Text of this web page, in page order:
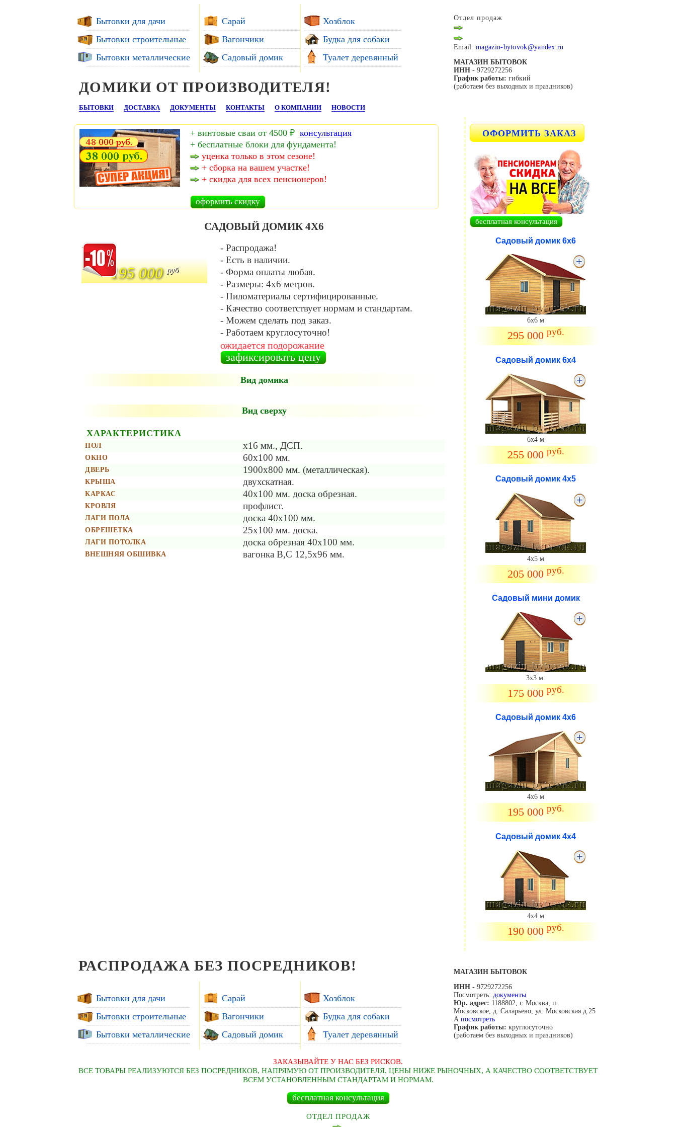
Бытовки для дачи
Бытовки строительные
Бытовки металлические
Сарай
Вагончики
Садовый домик
Хозблок
Будка для собаки
Туалет деревянный
ДОМИКИ ОТ ПРОИЗВОДИТЕЛЯ!
Отдел продаж
Email:magazin-bytovok@yandex.ru
МАГАЗИН БЫТОВОК
ИНН - 9729272256
График работы: гибкий
(работаем без выходных и праздников)
БЫТОВКИ ДОСТАВКА ДОКУМЕНТЫ КОНТАКТЫ О КОМПАНИИ НОВОСТИ
+ винтовые сваи от 4500 ₽ консультация
+ бесплатные блоки для фундамента!
уценка только в этом сезоне!
+ сборка на вашем участке!
+ скидка для всех пенсионеров!
оформить скидку
САДОВЫЙ ДОМИК 4Х6
.
195 000руб
- Распродажа!
- Есть в наличии.
- Форма оплаты любая.
- Размеры: 4х6 метров.
- Пиломатериалы сертифицированные.
- Качество соответствует нормам и стандартам.
- Можем сделать под заказ.
- Работаем круглосуточно!
ожидается подорожание
зафиксировать цену
Вид домика
Вид сверху
ХАРАКТЕРИСТИКА
ПОЛ х16 мм., ДСП.
ОКНО 60х100 мм.
ДВЕРЬ 1900х800 мм. (металлическая).
КРЫША двухскатная.
КАРКАС 40х100 мм. доска обрезная.
КРОВЛЯ профлист.
ЛАГИ ПОЛА доска 40х100 мм.
ОБРЕШЕТКА 25х100 мм. доска.
ЛАГИ ПОТОЛКА доска обрезная 40х100 мм.
ВНЕШНЯЯ ОБШИВКА вагонка В,С 12,5х96 мм.
ОФОРМИТЬ ЗАКАЗ
бесплатная консультация
Садовый домик 6х6
6х6 м
295 000руб.
Садовый домик 6х4
6х4 м
255 000руб.
Садовый домик 4х5
4х5 м
205 000руб.
Садовый мини домик
3х3 м.
175 000руб.
Садовый домик 4х6
4х6 м
195 000руб.
Садовый домик 4х4
4х4 м
190 000руб.
РАСПРОДАЖА БЕЗ ПОСРЕДНИКОВ!
Бытовки для дачи
Бытовки строительные
Бытовки металлические
Сарай
Вагончики
Садовый домик
Хозблок
Будка для собаки
Туалет деревянный
МАГАЗИН БЫТОВОК
ИНН - 9729272256
Посмотреть: документы
Юр. адрес: 1188802, г. Москва, п.
Московское, д. Саларьево, ул. Московская д.25
А посмотреть
График работы: круглосуточно
(работаем без выходных и праздников)
ЗАКАЗЫВАЙТЕ У НАС БЕЗ РИСКОВ.
ВСЕ ТОВАРЫ РЕАЛИЗУЮТСЯ БЕЗ ПОСРЕДНИКОВ, НАПРЯМУЮ ОТ ПРОИЗВОДИТЕЛЯ. ЦЕНЫ НИЖЕ РЫНОЧНЫХ, А КАЧЕСТВО СООТВЕТСТВУЕТ
ВСЕМ УСТАНОВЛЕННЫМ СТАНДАРТАМ И НОРМАМ.
бесплатная консультация
ОТДЕЛ ПРОДАЖ